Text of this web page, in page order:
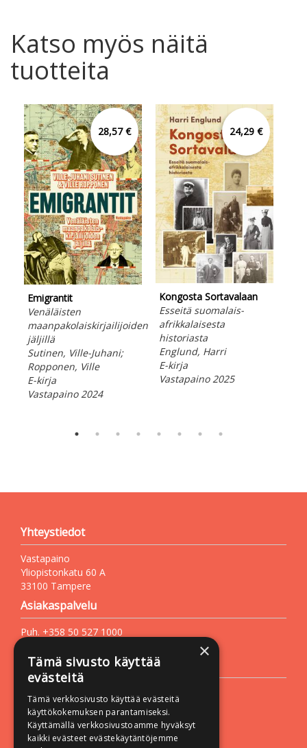
Katso myös näitä
tuotteita
28,57 €
Emigrantit
Venäläisten
maanpakolaiskirjailijoiden
jäljillä
Sutinen, Ville-Juhani;
Ropponen, Ville
E-kirja
Vastapaino 2024
24,29 €
Kongosta Sortavalaan
Esseitä suomalais-
afrikkalaisesta
historiasta
Englund, Harri
E-kirja
Vastapaino 2025
Yhteystiedot
Vastapaino
Yliopistonkatu 60 A
33100 Tampere
Asiakaspalvelu
Puh. +358 50 527 1000
Lisätietoa
Käyttöohjeet
Tietosuojaseloste
×
Tämä sivusto käyttää
evästeitä
Tämä verkkosivusto käyttää evästeitä
käyttökokemuksen parantamiseksi.
Käyttämällä verkkosivustoamme hyväksyt
kaikki evästeet evästekäytäntöjemme